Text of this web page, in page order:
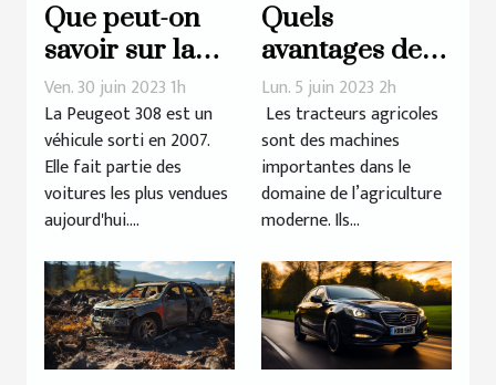
Que peut-on
savoir sur la
longue lignée
de la Peugeot
308 ?
Ven. 30 juin 2023 1h
La Peugeot 308 est un
véhicule sorti en 2007.
Elle fait partie des
voitures les plus vendues
aujourd'hui....
Quels
avantages des
tracteurs
agricoles pour
l’efficacité et la
productivité
des
agricoles ?
Lun. 5 juin 2023 2h
Les tracteurs agricoles
sont des machines
importantes dans le
domaine de l’agriculture
moderne. Ils...